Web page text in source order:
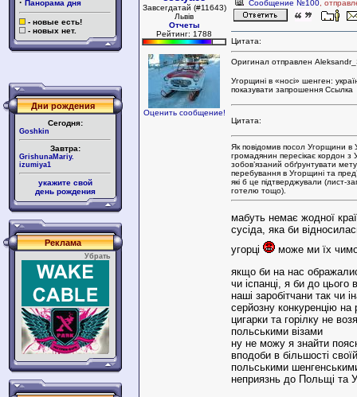
· Панорама дня
- новые есть!
- новых нет.
Дни рождения
Сегодня:
Goshkin
Завтра:
GrishunaMariy.
izumiya1
укажите свой
день рождения
Реклама
Убрать
Завсегдатай (#11643)
Львів
Отчеты
Рейтинг: 1788
Оценить сообщение!
Сообщение №100 ,
Цитата:
Оригинал отправлен
Угорщині в «носі» шенген:
показувати запрошення Ссылка
Цитата:
Як повідомив посол Угорщини в
громадянин пересікає кордон
зобов’язаний обґрунтувати
перебування в Угорщині та
які б це підтверджували (лист-
готелю тощо).
мабуть немає жодної
сусіда, яка би
угорці
може ми їх
якщо би на нас
чи іспанці, я би до цього
наші заробітчани так чи
серйозну конкуренцію на
цигарки та горілку не
польськими візами
ну не можу я знайти
вподоби в більшості
польськими
неприязнь до Польщі та